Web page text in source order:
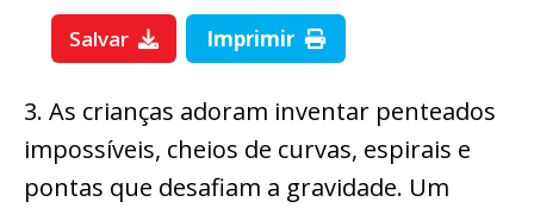
Salvar Imprimir
3. As crianças adoram inventar penteados
impossíveis, cheios de curvas, espirais e
pontas que desafiam a gravidade. Um